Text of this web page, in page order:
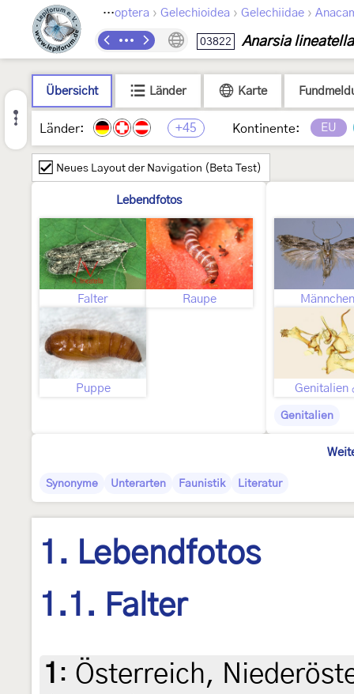
Lepidoptera › Gelechioidea › Gelechiidae ›
03822 Anarsia lineatella
Übersicht Länder Karte
Länder: +45 Kontinente: EU
Neues Layout der Navigation (Beta Test)
Lebendfotos
Falter Raupe
Puppe
Männchen
Genitalien
Genitalien
Synonyme Unterarten Faunistik Literatur
1. Lebendfotos
1.1. Falter
1 : Österreich,